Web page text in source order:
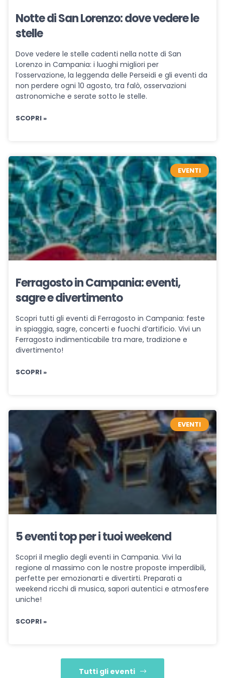
Notte di San Lorenzo: dove vedere le
stelle
Dove vedere le stelle cadenti nella notte di San
Lorenzo in Campania: i luoghi migliori per
l’osservazione, la leggenda delle Perseidi e gli eventi da
non perdere ogni 10 agosto, tra falò, osservazioni
astronomiche e serate sotto le stelle.
SCOPRI »
EVENTI
Ferragosto in Campania: eventi,
sagre e divertimento
Scopri tutti gli eventi di Ferragosto in Campania: feste
in spiaggia, sagre, concerti e fuochi d’artificio. Vivi un
Ferragosto indimenticabile tra mare, tradizione e
divertimento!
SCOPRI »
EVENTI
5 eventi top per i tuoi weekend
Scopri il meglio degli eventi in Campania. Vivi la
regione al massimo con le nostre proposte imperdibili,
perfette per emozionarti e divertirti. Preparati a
weekend ricchi di musica, sapori autentici e atmosfere
uniche!
SCOPRI »
Tutti gli eventi